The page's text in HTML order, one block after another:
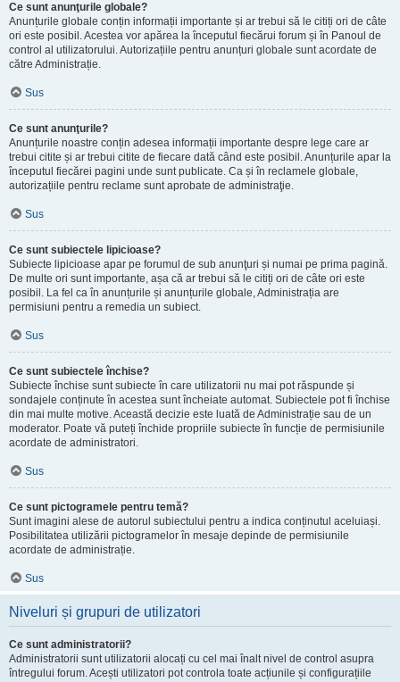
Ce sunt anunţurile globale?
Anunțurile globale conțin informații importante și ar trebui să le citiți ori de câte
ori este posibil. Acestea vor apărea la începutul fiecărui forum și în Panoul de
control al utilizatorului. Autorizațiile pentru anunțuri globale sunt acordate de
către Administrație.
Sus
Ce sunt anunţurile?
Anunțurile noastre conțin adesea informații importante despre lege care ar
trebui citite și ar trebui citite de fiecare dată când este posibil. Anunțurile apar la
începutul fiecărei pagini unde sunt publicate. Ca și în reclamele globale,
autorizațiile pentru reclame sunt aprobate de administraţie.
Sus
Ce sunt subiectele lipicioase?
Subiecte lipicioase apar pe forumul de sub anunţuri și numai pe prima pagină.
De multe ori sunt importante, așa că ar trebui să le citiți ori de câte ori este
posibil. La fel ca în anunțurile și anunțurile globale, Administrația are
permisiuni pentru a remedia un subiect.
Sus
Ce sunt subiectele închise?
Subiecte închise sunt subiecte în care utilizatorii nu mai pot răspunde și
sondajele conținute în acestea sunt încheiate automat. Subiectele pot fi închise
din mai multe motive. Această decizie este luată de Administrație sau de un
moderator. Poate vă puteți închide propriile subiecte în funcție de permisiunile
acordate de administratori.
Sus
Ce sunt pictogramele pentru temă?
Sunt imagini alese de autorul subiectului pentru a indica conținutul aceluiași.
Posibilitatea utilizării pictogramelor în mesaje depinde de permisiunile
acordate de administrație.
Sus
Niveluri și grupuri de utilizatori
Ce sunt administratorii?
Administratorii sunt utilizatorii alocați cu cel mai înalt nivel de control asupra
întregului forum. Acești utilizatori pot controla toate acțiunile și configurațiile